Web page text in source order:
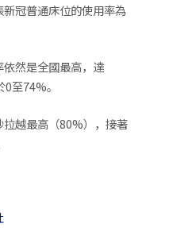
冠普通床位的使用率為
然是全國最高，達
至74%。
越最高（80%），接著